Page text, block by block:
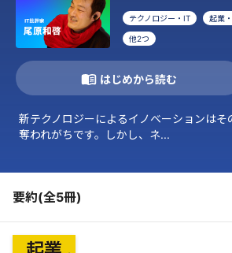
テクノロジー・IT 起業
他2つ
はじめから読む
新テクノロジーによるイノベーションはそ
奪われがちです。しかし、ネ...
要約(全5冊)